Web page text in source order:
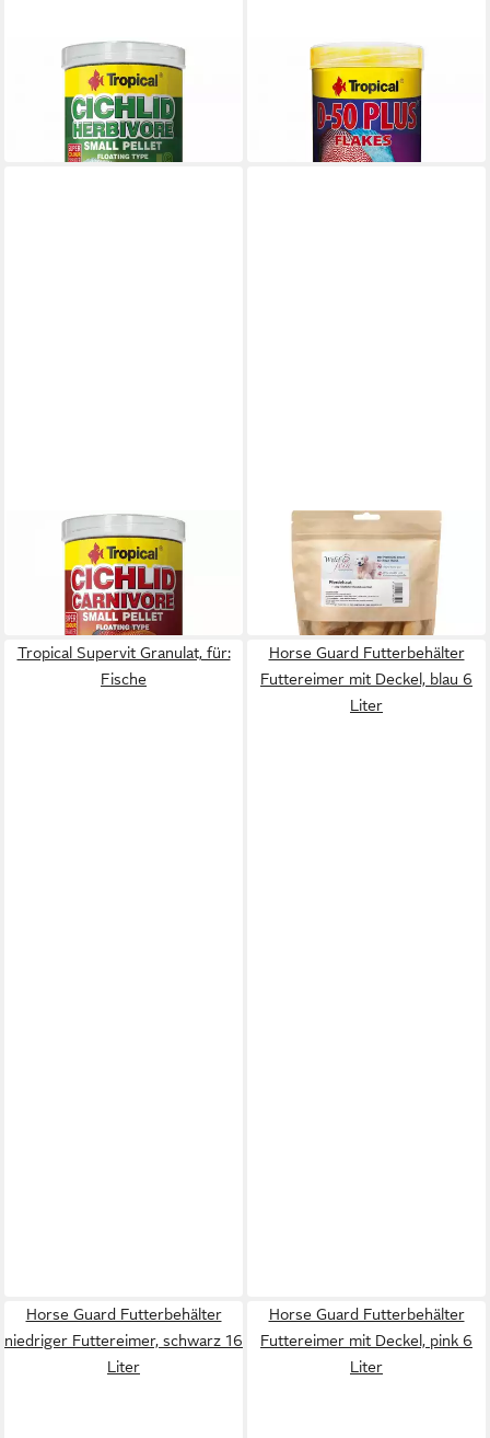
TROPICAL
Cichlid HERBIVORE Pellet S
17,84 €
(49,56 €/ 1 kg)
in 2-3 Werktagen bei dir
TROPICAL
(167,80 €/ 1 kg)
in 2-3 Werktagen bei dir
TROPICAL
Cichlid CARNIVORE Pellet S
18,89 €
(52,47 €/ 1 kg)
in 2-3 Werktagen bei dir
Pferdehaut, 150 g
6,15 €
(41,00 €/ 1 kg)
in 3-4 Werktagen bei dir
Tropical Supervit Granulat, für:
Fische
Horse Guard Futterbehälter
Futtereimer mit Deckel, blau 6
Liter
Horse Guard Futterbehälter
niedriger Futtereimer, schwarz 16
Liter
Horse Guard Futterbehälter
Futtereimer mit Deckel, pink 6
Liter